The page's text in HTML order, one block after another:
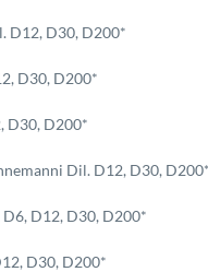
D12, D30, D200*
D30, D200*
D30, D200*
Dil. D12, D30, D200*
D12, D30, D200*
D30, D200*